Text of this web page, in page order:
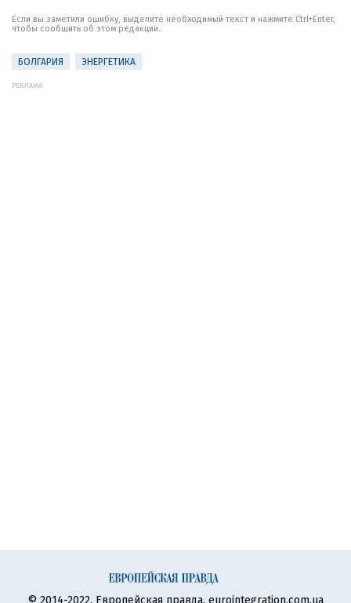
Если вы заметили ошибку, выделите необходимый текст и нажмите Ctrl+Enter,
чтобы сообщить об этом редакции.
БОЛГАРИЯ ЭНЕРГЕТИКА
РЕКЛАМА:
© 2014-2022, Европейская правда, eurointegration.com.ua